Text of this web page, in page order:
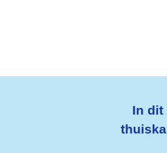
In dit